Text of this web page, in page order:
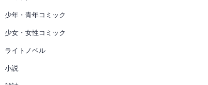
少年・青年コミック
少女・女性コミック
ライトノベル
小説